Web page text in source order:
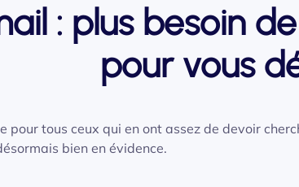
: plus besoin
pour vous
pour tous ceux qui en ont assez de devoir
bien en évidence.